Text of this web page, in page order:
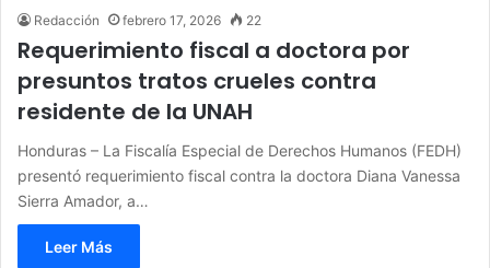
Redacción febrero 17, 2026 22
Requerimiento fiscal a doctora por
presuntos tratos crueles contra
residente de la UNAH
Honduras – La Fiscalía Especial de Derechos Humanos (FEDH)
presentó requerimiento fiscal contra la doctora Diana Vanessa
Sierra Amador, a…
Leer Más